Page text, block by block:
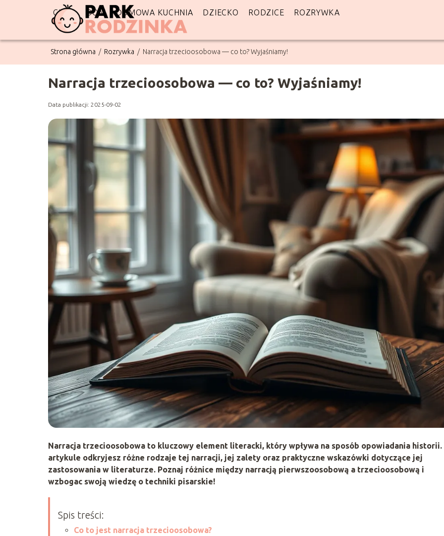
CIĄŻA DOM DOMOWA KUCHNIA DZIECKO RODZICE ROZRYWKA
Strona główna / Rozrywka / Narracja trzecioosobowa — co to? Wyjaśniamy!
Narracja trzecioosobowa — co to? Wyjaśniamy!
Data publikacji: 2025-09-02
Narracja trzecioosobowa to kluczowy element literacki, który wpływa na sposób opowiadania historii.
artykule odkryjesz różne rodzaje tej narracji, jej zalety oraz praktyczne wskazówki dotyczące jej
zastosowania w literaturze. Poznaj różnice między narracją pierwszoosobową a trzecioosobową i
wzbogac swoją wiedzę o techniki pisarskie!
Spis treści:
Co to jest narracja trzecioosobowa?